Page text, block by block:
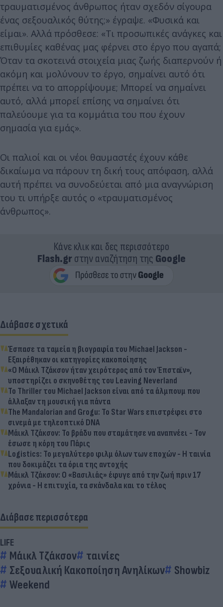
τραυματισμένος άνθρωπος ήταν σχεδόν σίγουρα
ένας σεξουαλικός θύτης;» έγραψε. «Φυσικά και
είμαι». Αλλά πρόσθεσε: «Τι προσωπικές ανάγκες και
επιθυμίες καθένας μας φέρνει στο έργο που αγαπά;
Όταν τα σκοτεινά στοιχεία μιας ζωής διαπερνούν ή
ακόμη και μολύνουν το έργο, σημαίνει αυτό ότι
πρέπει να το απορρίψουμε; Μπορεί να σημαίνει
αυτό, αλλά μπορεί επίσης να σημαίνει ότι
παλεύουμε για τα κομμάτια του που έχουν
σημασία για εμάς».
Οι παλιοί και οι νέοι θαυμαστές έχουν κάθε
δικαίωμα να πάρουν τη δική τους απόφαση, αλλά
αυτή πρέπει να συνοδεύεται από μια αναγνώριση
του τι υπήρξε αυτός ο «τραυματισμένος
άνθρωπος».
Κάνε κλικ και δες περισσότερο
Flash.grστην αναζήτηση της Google
Διάβασε σχετικά
Έσπασε τα ταμεία η βιογραφία του Michael Jackson -
Εξαιρέθηκαν οι κατηγορίες κακοποίησης
«Ο Μάικλ Τζάκσον ήταν χειρότερος από τον Έπσταϊν»,
υποστηρίζει ο σκηνοθέτης του Leaving Neverland
Το Thriller του Michael Jackson είναι από τα άλμπουμ που
άλλαξαν τη μουσική για πάντα
The Mandalorian and Grogu: Το Star Wars επιστρέφει στο
σινεμά με τηλεοπτικό DNA
Μάικλ Τζάκσον: Το βράδυ που σταμάτησε να αναπνέει - Τον
έσωσε η κόρη του Πάρις
Logistics: Το μεγαλύτερο φιλμ όλων των εποχών - Η ταινία
που δοκιμάζει τα όρια της αντοχής
Μάικλ Τζάκσον: Ο «Βασιλιάς» έφυγε από την ζωή πριν 17
χρόνια - Η επιτυχία, τα σκάνδαλα και το τέλος
Διάβασε περισσότερα
LIFE
Μάικλ Τζάκσον
ταινίες
Σεξουαλική Κακοποίηση Ανηλίκων
Showbiz
Weekend